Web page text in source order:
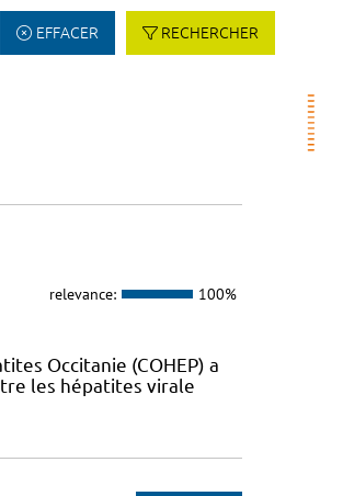
EFFACER RECHERCHER
relevance: 100%
Occitanie (COHEP) a
les hépatites virale